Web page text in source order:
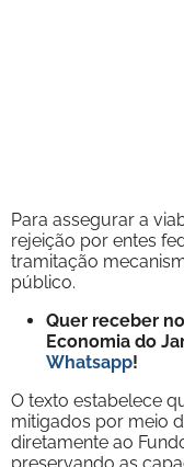
Para assegurar a
rejeição por entes
tramitação
público.
Quer receber
Economia do
Whatsapp!
O texto estabelece
mitigados por meio
diretamente ao